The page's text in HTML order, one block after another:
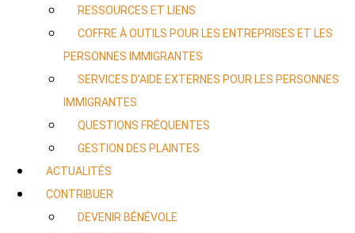
RESSOURCES ET LIENS
COFFRE À OUTILS POUR LES ENTREPRISES ET LES
PERSONNES IMMIGRANTES
SERVICES D’AIDE EXTERNES POUR LES PERSONNES
IMMIGRANTES
QUESTIONS FRÉQUENTES
GESTION DES PLAINTES
ACTUALITÉS
CONTRIBUER
DEVENIR BÉNÉVOLE